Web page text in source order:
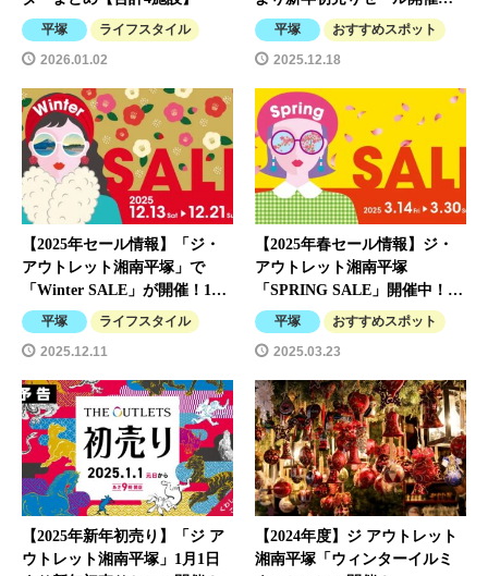
平塚
ライフスタイル
2026.01.02
平塚
おすすめスポット
2025.12.18
【2025年セール情報】「ジ・
アウトレット湘南平塚」で
「Winter SALE」が開催！1…
平塚
ライフスタイル
2025.12.11
【2025年春セール情報】ジ・
アウトレット湘南平塚
「SPRING SALE」開催中！…
平塚
おすすめスポット
2025.03.23
【2025年新年初売り】「ジ ア
ウトレット湘南平塚」1月1日
【2024年度】ジ アウトレット
湘南平塚「ウィンターイルミ